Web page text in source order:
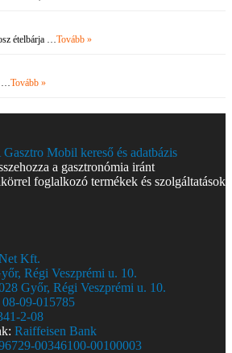
ételbárja …Tovább »
…Tovább »
Gasztro Mobil kereső és adatbázis
a gasztronómia iránt
foglalkozó termékek és szolgáltatások
Kft.
Régi Veszprémi u. 10.
Győr, Régi Veszprémi u. 10.
08-09-015785
2-08
Raiffeisen Bank
00346100-00100003